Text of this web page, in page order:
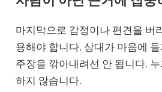
마지막으로 감정이나 편견을 버
용해야 합니다. 상대가 마음에
주장을 깎아내려선 안 됩니다.
하지 않습니다.